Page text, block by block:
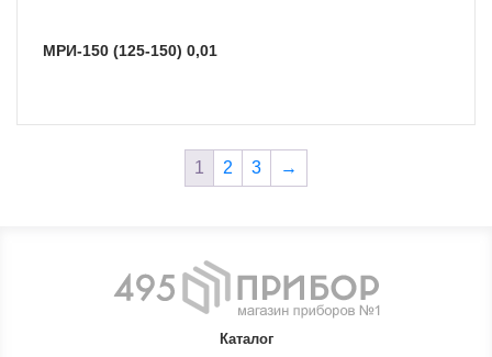
МРИ-150 (125-150) 0,01
1 2 3 →
Каталог